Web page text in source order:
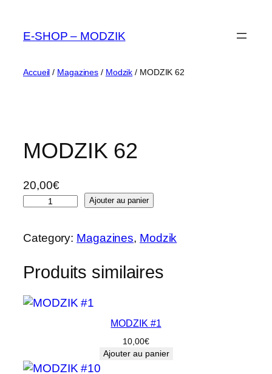
contenu
E-SHOP – MODZIK
Accueil / Magazines / Modzik / MODZIK 62
MODZIK 62
20,00€
q
n
i
é
O
Ajouter au panier
Category: Magazines, Modzik
Produits similaires
MODZIK #1
10,00€
Ajouter au panier